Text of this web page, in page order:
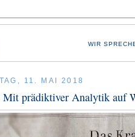
WIR
11. MAI 2018
Mit prädiktiver Analytik auf